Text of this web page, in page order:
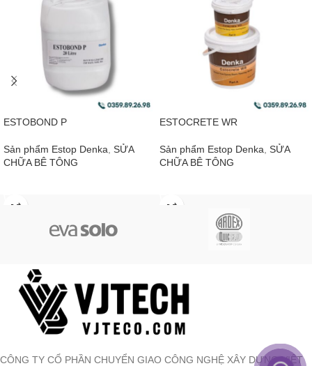
ESTOBOND P
Sản phẩm Estop Denka, SỬA
CHỮA BÊ TÔNG
ESTOCRETE WR
Sản phẩm Estop Denka, SỬA
CHỮA BÊ TÔNG
CÔNG TY CỔ PHẦN CHUYỂN GIAO CÔNG NGHỆ XÂY DỰNG VIỆT